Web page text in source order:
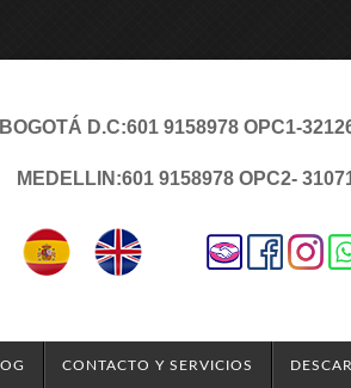
BOGOTÁ D.C:601 9158978 OPC1-
MEDELLIN:601 9158978 OPC2-
CONTACTO Y SERVICIOS